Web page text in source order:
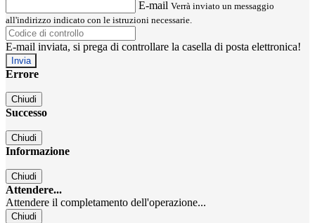
E-mail Verrà inviato un messaggio
all'indirizzo indicato con le istruzioni necessarie.
E-mail inviata, si prega di controllare la casella di posta elettronica!
Errore
Chiudi
Successo
Chiudi
Informazione
Chiudi
Attendere...
Attendere il completamento dell'operazione...
Chiudi